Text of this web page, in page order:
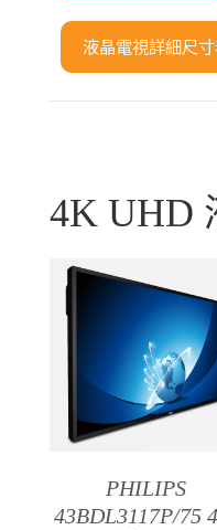
液晶電視詳細尺
4K UHD
PHILIPS
43BDL3117P/75